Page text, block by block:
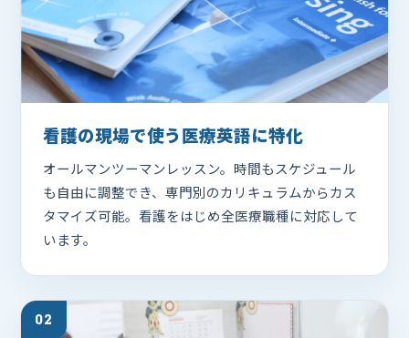
看護の現場で使う医療英語に特化
オールマンツーマンレッスン。時間もスケジュール
も自由に調整でき、専門別のカリキュラムからカス
タマイズ可能。看護をはじめ全医療職種に対応して
います。
02